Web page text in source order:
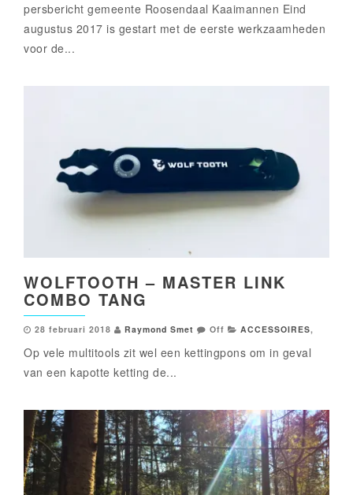
persbericht gemeente Roosendaal Kaaimannen Eind
augustus 2017 is gestart met de eerste werkzaamheden
voor de...
WOLFTOOTH – MASTER LINK
COMBO TANG
28 februari 2018 Raymond Smet Off ACCESSOIRES,
Op vele multitools zit wel een kettingpons om in geval
van een kapotte ketting de...